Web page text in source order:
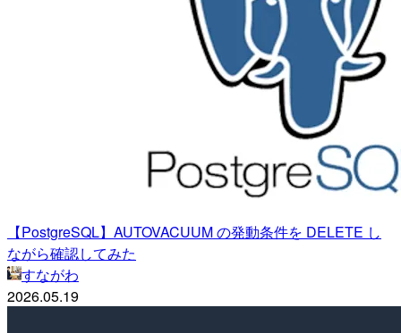
【PostgreSQL】AUTOVACUUM の発動条件を DELETE し
ながら確認してみた
すながわ
2026.05.19